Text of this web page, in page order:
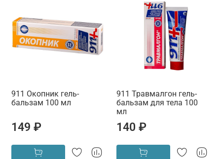
911 Окопник гель-
бальзам 100 мл
149 ₽
911 Травмалгон гель-
бальзам для тела 100
мл
140 ₽